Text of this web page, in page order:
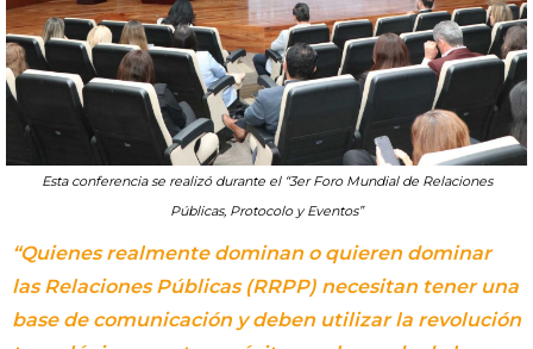
Esta conferencia se realizó durante el “3er Foro Mundial de Relaciones
Públicas, Protocolo y Eventos”
“Quienes realmente dominan o quieren dominar
las Relaciones Públicas (RRPP) necesitan tener una
base de comunicación y deben utilizar la revolución